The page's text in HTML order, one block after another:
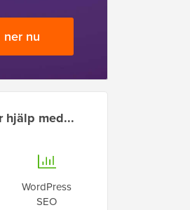
ner nu
hjälp med...
WordPress
SEO